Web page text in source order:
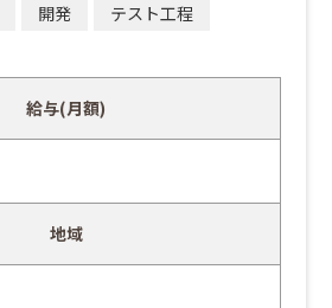
開発
テスト工程
給与(月額)
地域